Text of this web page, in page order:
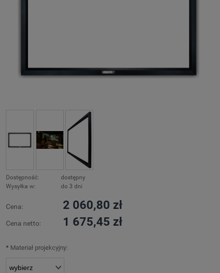
Dostępność:
dostępny
Wysyłka w:
do 3 dni
Cena: 2 060,80 zł
Cena netto: 1 675,45 zł
* Materiał projekcyjny: